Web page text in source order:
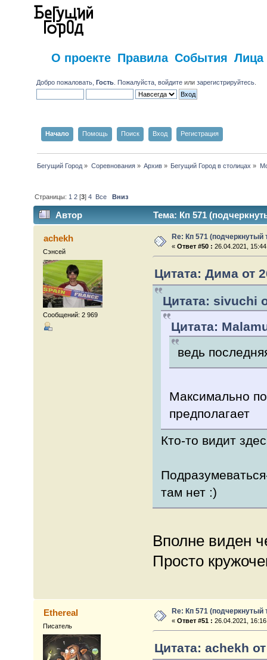
О проекте Правила События Лица
Добро пожаловать,Гость . Пожалуйста,войдите илизарегистрируйтесь
Начало Помощь Поиск Вход Регистрация
Бегущий Город » Соревнования» Архив » Бегущий Город в столицах »
Страницы: 1 2 [3]4 Все Вниз
Автор Тема: Кп 571
achekh
Сэнсей
Сообщений: 2 969
Re: Кп 571 (подчеркнутый
«Ответ #50 : 26.04.2021,
Цитата: Дима от
Цитата: sivuchi
Цитата:
ведь
Максимально
предполагает
Кто-то видит
там нет :)
Вполне виден
Просто
Ethereal
Писатель
Re: Кп 571 (подчеркнутый
«Ответ #51 : 26.04.2021,
Цитата: achekh